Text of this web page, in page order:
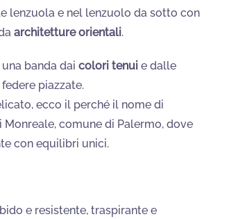
lenzuola e nel lenzuolo da sotto con
architetture orientali.
banda dai colori tenui e dalle
piazzate.
ecco il perché il nome di
comune di Palermo, dove
con equilibri unici.
e resistente, traspirante e